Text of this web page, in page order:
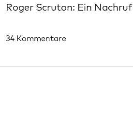
Roger Scruton: Ein Nachruf
34 Kommentare